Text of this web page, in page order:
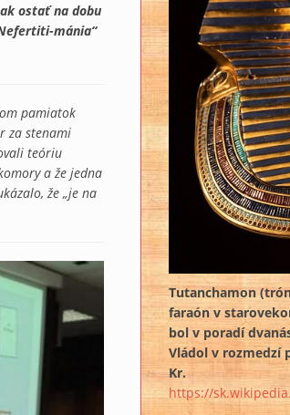
ostať na dobu
mánia“
pamiatok
za stenami
teóriu
a že jedna
že „je na
Tutanchamon
faraón v
bol v poradí
Vládol v rozmedzí
Kr.
https://